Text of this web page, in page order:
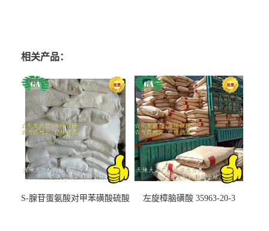
相关产品：
S-腺苷蛋氨酸对甲苯磺酸硫酸
左旋樟脑磺酸 35963-20-3